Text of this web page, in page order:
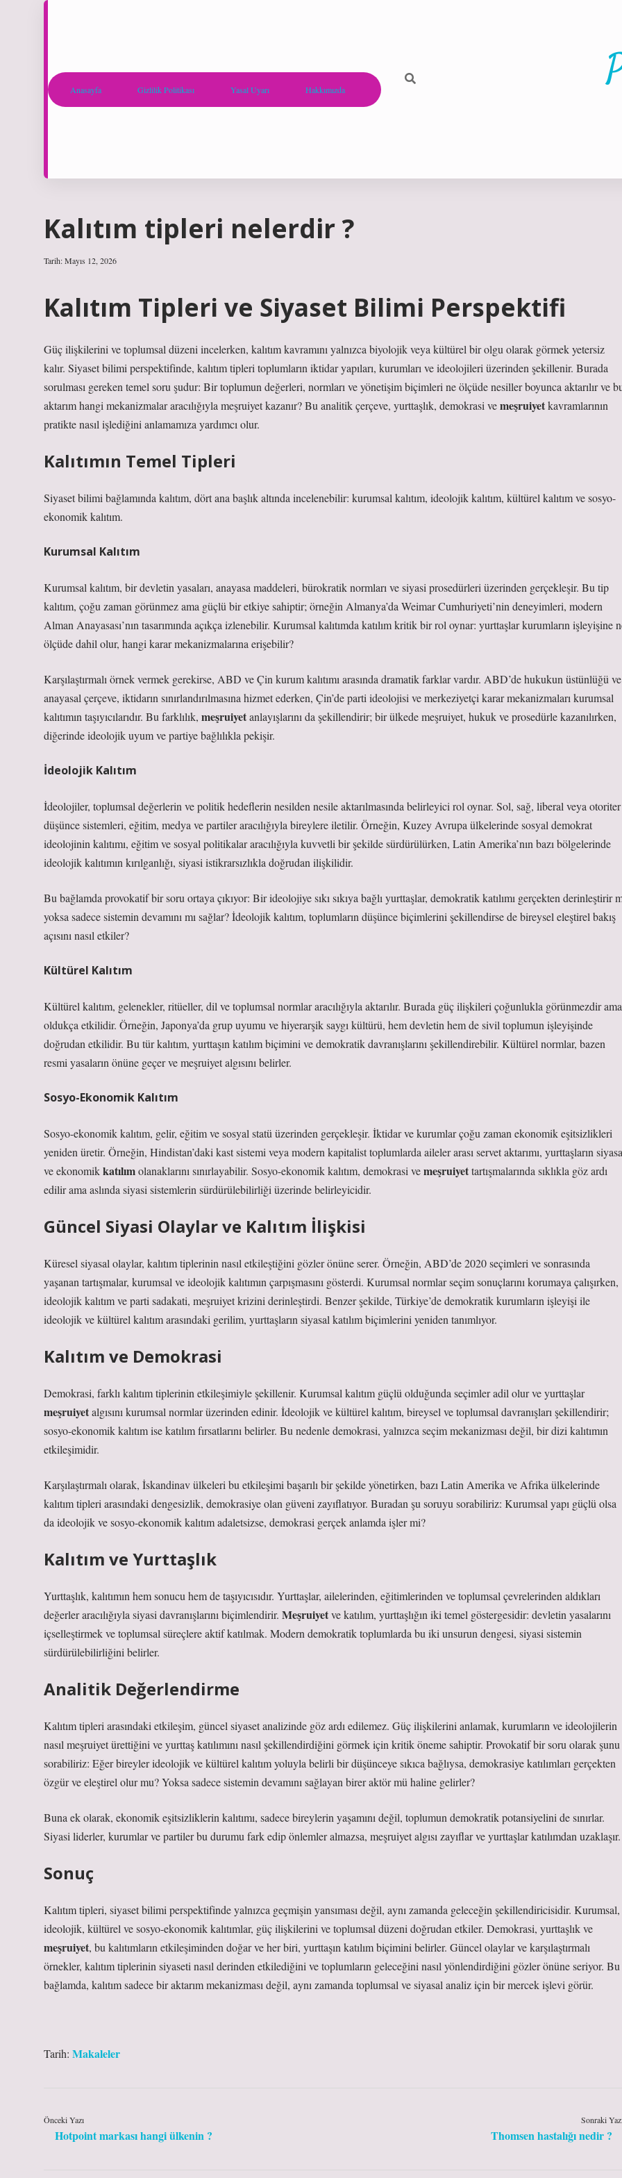
Anasayfa Gizlilik Politikası Yasal Uyarı Hakkımızda
Kalıtım tipleri nelerdir ?
Tarih: Mayıs 12, 2026
Kalıtım Tipleri ve Siyaset Bilimi Perspektifi
Güç ilişkilerini ve toplumsal düzeni incelerken, kalıtım kavramını yalnızca biyolojik veya kültürel bir olgu olarak görmek yetersiz
kalır. Siyaset bilimi perspektifinde, kalıtım tipleri toplumların iktidar yapıları, kurumları ve ideolojileri üzerinden şekillenir. Burada
sorulması gereken temel soru şudur: Bir toplumun değerleri, normları ve yönetişim biçimleri ne ölçüde nesiller boyunca aktarılır ve
aktarım hangi mekanizmalar aracılığıyla meşruiyet kazanır? Bu analitik çerçeve, yurttaşlık, demokrasi vemeşruiyetkavramlarının
pratikte nasıl işlediğini anlamamıza yardımcı olur.
Kalıtımın Temel Tipleri
Siyaset bilimi bağlamında kalıtım, dört ana başlık altında incelenebilir: kurumsal kalıtım, ideolojik kalıtım, kültürel kalıtım ve sosyo-
ekonomik kalıtım.
Kurumsal Kalıtım
Kurumsal kalıtım, bir devletin yasaları, anayasa maddeleri, bürokratik normları ve siyasi prosedürleri üzerinden gerçekleşir. Bu tip
kalıtım, çoğu zaman görünmez ama güçlü bir etkiye sahiptir; örneğin Almanya’da Weimar Cumhuriyeti’nin deneyimleri, modern
Alman Anayasası’nın tasarımında açıkça izlenebilir. Kurumsal kalıtımda katılımkritik bir rol oynar: yurttaşlar kurumların işleyişine
ölçüde dahil olur, hangi karar mekanizmalarına erişebilir?
Karşılaştırmalı örnek vermek gerekirse, ABD ve Çin kurum kalıtımı arasında dramatik farklar vardır. ABD’de hukukun üstünlüğü ve
anayasal çerçeve, iktidarın sınırlandırılmasına hizmet ederken, Çin’de parti ideolojisi ve merkeziyetçi karar mekanizmaları kurumsal
kalıtımın taşıyıcılarıdır. Bu farklılık, meşruiyetanlayışlarını da şekillendirir; bir ülkede meşruiyet, hukuk ve prosedürle kazanılırken,
diğerinde ideolojik uyum ve partiye bağlılıkla pekişir.
İdeolojik Kalıtım
İdeolojiler, toplumsal değerlerin ve politik hedeflerin nesilden nesile aktarılmasında belirleyici rol oynar. Sol, sağ, liberal veya otoriter
düşünce sistemleri, eğitim, medya ve partiler aracılığıyla bireylere iletilir. Örneğin, Kuzey Avrupa ülkelerinde sosyal demokrat
ideolojinin kalıtımı, eğitim ve sosyal politikalar aracılığıyla kuvvetli bir şekilde sürdürülürken, Latin Amerika’nın bazı bölgelerinde
ideolojik kalıtımın kırılganlığı, siyasi istikrarsızlıkla doğrudan ilişkilidir.
Bu bağlamda provokatif bir soru ortaya çıkıyor: Bir ideolojiye sıkı sıkıya bağlı yurttaşlar, demokratik katılımı gerçekten derinleştirir
yoksa sadece sistemin devamını mı sağlar? İdeolojik kalıtım, toplumların düşünce biçimlerini şekillendirse de bireysel eleştirel bakış
açısını nasıl etkiler?
Kültürel Kalıtım
Kültürel kalıtım, gelenekler, ritüeller, dil ve toplumsal normlar aracılığıyla aktarılır. Burada güç ilişkileri çoğunlukla görünmezdir ama
oldukça etkilidir. Örneğin, Japonya’da grup uyumu ve hiyerarşik saygı kültürü, hem devletin hem de sivil toplumun işleyişinde
doğrudan etkilidir. Bu tür kalıtım, yurttaşın katılımbiçimini ve demokratik davranışlarını şekillendirebilir. Kültürel normlar, bazen
resmi yasaların önüne geçer ve meşruiyet algısını belirler.
Sosyo-Ekonomik Kalıtım
Sosyo-ekonomik kalıtım, gelir, eğitim ve sosyal statü üzerinden gerçekleşir. İktidar ve kurumlar çoğu zaman ekonomik eşitsizlikleri
yeniden üretir. Örneğin, Hindistan’daki kast sistemi veya modern kapitalist toplumlarda aileler arası servet aktarımı, yurttaşların
ve ekonomikkatılımolanaklarını sınırlayabilir. Sosyo-ekonomik kalıtım, demokrasi vemeşruiyettartışmalarında sıklıkla göz ardı
edilir ama aslında siyasi sistemlerin sürdürülebilirliği üzerinde belirleyicidir.
Güncel Siyasi Olaylar ve Kalıtım İlişkisi
Küresel siyasal olaylar, kalıtım tiplerinin nasıl etkileştiğini gözler önüne serer. Örneğin, ABD’de 2020 seçimleri ve sonrasında
yaşanan tartışmalar, kurumsal ve ideolojik kalıtımın çarpışmasını gösterdi. Kurumsal normlar seçim sonuçlarını korumaya çalışırken,
ideolojik kalıtım ve parti sadakati, meşruiyet krizini derinleştirdi. Benzer şekilde, Türkiye’de demokratik kurumların işleyişi ile
ideolojik ve kültürel kalıtım arasındaki gerilim, yurttaşların siyasal katılımbiçimlerini yeniden tanımlıyor.
Kalıtım ve Demokrasi
Demokrasi, farklı kalıtım tiplerinin etkileşimiyle şekillenir. Kurumsal kalıtım güçlü olduğunda seçimler adil olur ve yurttaşlar
meşruiyetalgısını kurumsal normlar üzerinden edinir. İdeolojik ve kültürel kalıtım, bireysel ve toplumsal davranışları şekillendirir;
sosyo-ekonomik kalıtım ise katılım fırsatlarını belirler. Bu nedenle demokrasi, yalnızca seçim mekanizması değil, bir dizi kalıtımın
etkileşimidir.
Karşılaştırmalı olarak, İskandinav ülkeleri bu etkileşimi başarılı bir şekilde yönetirken, bazı Latin Amerika ve Afrika ülkelerinde
kalıtım tipleri arasındaki dengesizlik, demokrasiye olan güveni zayıflatıyor. Buradan şu soruyu sorabiliriz: Kurumsal yapı güçlü olsa
da ideolojik ve sosyo-ekonomik kalıtım adaletsizse, demokrasi gerçek anlamda işler mi?
Kalıtım ve Yurttaşlık
Yurttaşlık, kalıtımın hem sonucu hem de taşıyıcısıdır. Yurttaşlar, ailelerinden, eğitimlerinden ve toplumsal çevrelerinden aldıkları
değerler aracılığıyla siyasi davranışlarını biçimlendirir. Meşruiyetvekatılım, yurttaşlığın iki temel göstergesidir: devletin yasalarını
içselleştirmek ve toplumsal süreçlere aktif katılmak. Modern demokratik toplumlarda bu iki unsurun dengesi, siyasi sistemin
sürdürülebilirliğini belirler.
Analitik Değerlendirme
Kalıtım tipleri arasındaki etkileşim, güncel siyaset analizinde göz ardı edilemez. Güç ilişkilerini anlamak, kurumların ve ideolojilerin
nasıl meşruiyet ürettiğini ve yurttaş katılımını nasıl şekillendirdiğini görmek için kritik öneme sahiptir. Provokatif bir soru olarak şunu
sorabiliriz: Eğer bireyler ideolojik ve kültürel kalıtım yoluyla belirli bir düşünceye sıkıca bağlıysa, demokrasiye katılımları gerçekten
özgür ve eleştirel olur mu? Yoksa sadece sistemin devamını sağlayan birer aktör mü haline gelirler?
Buna ek olarak, ekonomik eşitsizliklerin kalıtımı, sadece bireylerin yaşamını değil, toplumun demokratik potansiyelini de sınırlar.
Siyasi liderler, kurumlar ve partiler bu durumu fark edip önlemler almazsa, meşruiyet algısı zayıflar ve yurttaşlar katılımdan uzaklaşır.
Sonuç
Kalıtım tipleri, siyaset bilimi perspektifinde yalnızca geçmişin yansıması değil, aynı zamanda geleceğin şekillendiricisidir. Kurumsal,
ideolojik, kültürel ve sosyo-ekonomik kalıtımlar, güç ilişkilerini ve toplumsal düzeni doğrudan etkiler. Demokrasi, yurttaşlık ve
meşruiyet, bu kalıtımların etkileşiminden doğar ve her biri, yurttaşın katılımbiçimini belirler. Güncel olaylar ve karşılaştırmalı
örnekler, kalıtım tiplerinin siyaseti nasıl derinden etkilediğini ve toplumların geleceğini nasıl yönlendirdiğini gözler önüne seriyor. Bu
bağlamda, kalıtım sadece bir aktarım mekanizması değil, aynı zamanda toplumsal ve siyasal analiz için bir mercek işlevi görür.
Tarih: Makaleler
Önceki Yazı
Hotpoint markası hangi ülkenin ?
Sonraki
Thomsen hastalığı nedir ?